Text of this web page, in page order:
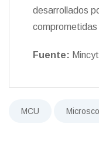
desarrollados
comprometidas
Fuente: Mincyt
MCU